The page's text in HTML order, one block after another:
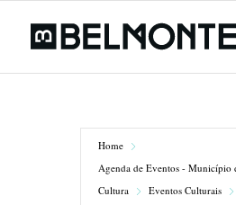
Home
Agenda de Eventos - Município
Cultura
Eventos Culturais